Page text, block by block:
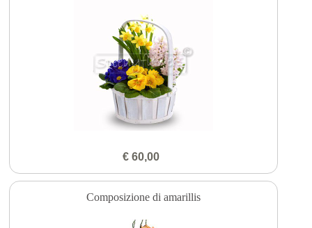
€ 60,00
Composizione di amarillis